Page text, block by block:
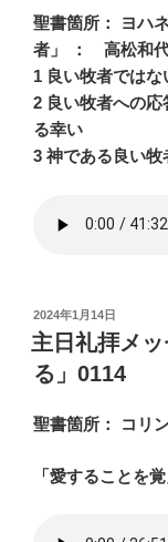
聖書箇所： ヨハ
者」 ： 高松和
1 良い牧者ではな
2 良い牧者への応
る幸い
3 神である良い
投
稿
日:
2024年1月14日
主日礼拝メ
る」0114
聖書箇所： コリ
「愛することを